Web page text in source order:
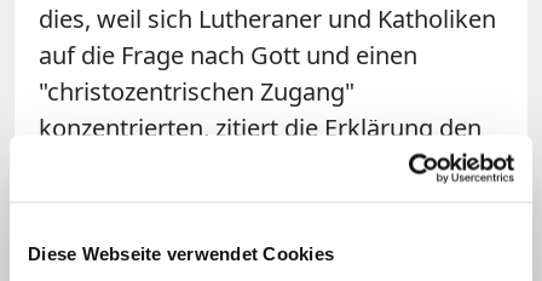
Diese Webseite verwendet Cookies
dies, weil sich Lutheraner und Katholiken
auf die Frage nach Gott und einen
"christozentrischen Zugang"
konzentrierten, zitiert die Erklärung den
Präsidenten des Päpstlichen Rates für die
LWB-Generalsekretär Junge erklärte, der